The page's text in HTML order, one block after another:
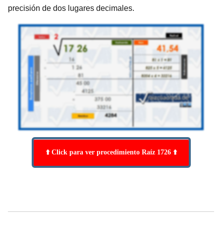
precisión de dos lugares decimales.
⬆️ Click para ver procedimiento Raíz 1726 ⬆️